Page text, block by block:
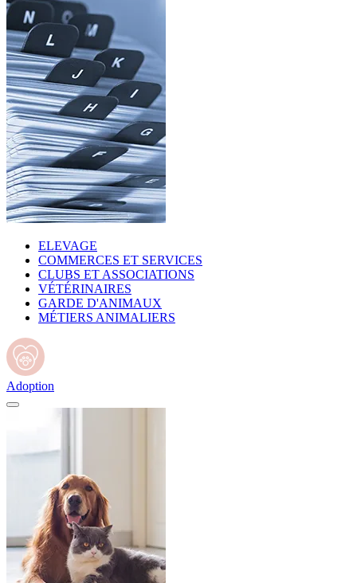
ELEVAGE
COMMERCES ET SERVICES
CLUBS ET ASSOCIATIONS
VÉTÉRINAIRES
GARDE D'ANIMAUX
MÉTIERS ANIMALIERS
Adoption